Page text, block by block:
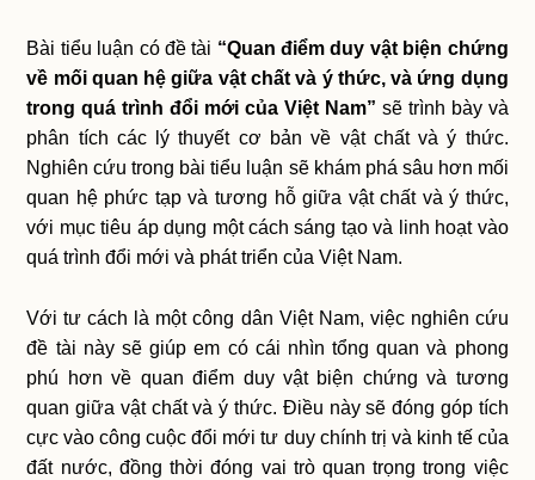
Bài tiểu luận có đề tài “Quan điểm duy vật biện chứng
về mối quan hệ giữa vật chất và ý thức, và ứng dụng
trong quá trình đổi mới của Việt Nam” sẽ trình bày và
phân tích các lý thuyết cơ bản về vật chất và ý thức.
Nghiên cứu trong bài tiểu luận sẽ khám phá sâu hơn mối
quan hệ phức tạp và tương hỗ giữa vật chất và ý thức,
với mục tiêu áp dụng một cách sáng tạo và linh hoạt vào
quá trình đổi mới và phát triển của Việt Nam.
Với tư cách là một công dân Việt Nam, việc nghiên cứu
đề tài này sẽ giúp em có cái nhìn tổng quan và phong
phú hơn về quan điểm duy vật biện chứng và tương
quan giữa vật chất và ý thức. Điều này sẽ đóng góp tích
cực vào công cuộc đổi mới tư duy chính trị và kinh tế của
đất nước, đồng thời đóng vai trò quan trọng trong việc